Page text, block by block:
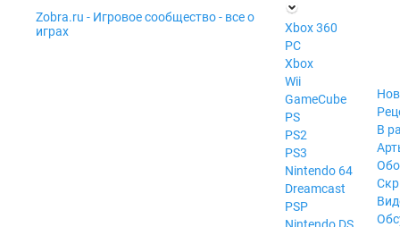
Zobra.ru - Игровое сообщество - все о
играх
П
ла
т
ф
ор
м
ы
Xbox 360
PC
Xbox
Wii
GameCube
PS
PS2
PS3
Nintendo 64
Dreamcast
PSP
В